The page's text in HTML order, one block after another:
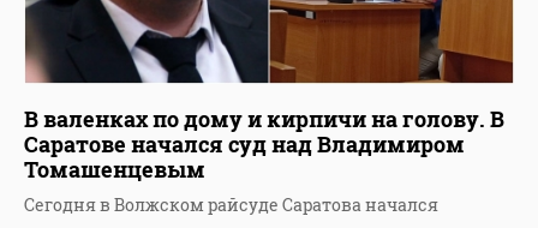
В валенках по дому и кирпичи на голову. В
Саратове начался суд над Владимиром
Томашенцевым
Сегодня в Волжском райсуде Саратова начался